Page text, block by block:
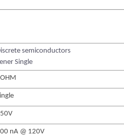
semiconductors
Single
nA @ 120V